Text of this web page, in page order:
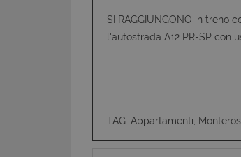
SI RAGGIUNGONO in treno
l'autostrada A12 PR-SP con
TAG: Appartamenti,